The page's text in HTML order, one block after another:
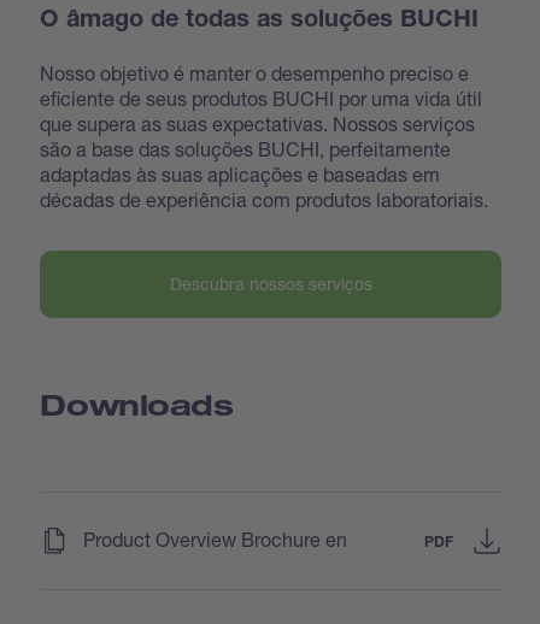
O âmago de todas as soluções BUCHI
Nosso objetivo é manter o desempenho preciso e
eficiente de seus produtos BUCHI por uma vida útil
que supera as suas expectativas. Nossos serviços
são a base das soluções BUCHI, perfeitamente
adaptadas às suas aplicações e baseadas em
décadas de experiência com produtos laboratoriais.
Descubra nossos serviços
Downloads
Product Overview Brochure en PDF